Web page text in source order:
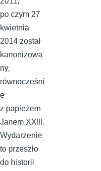
po czym 27
kwietnia
2014 został
kanonizowa
ny,
równocześni
e
z papieżem
Janem XXIII.
Wydarzenie
to przeszło
do historii